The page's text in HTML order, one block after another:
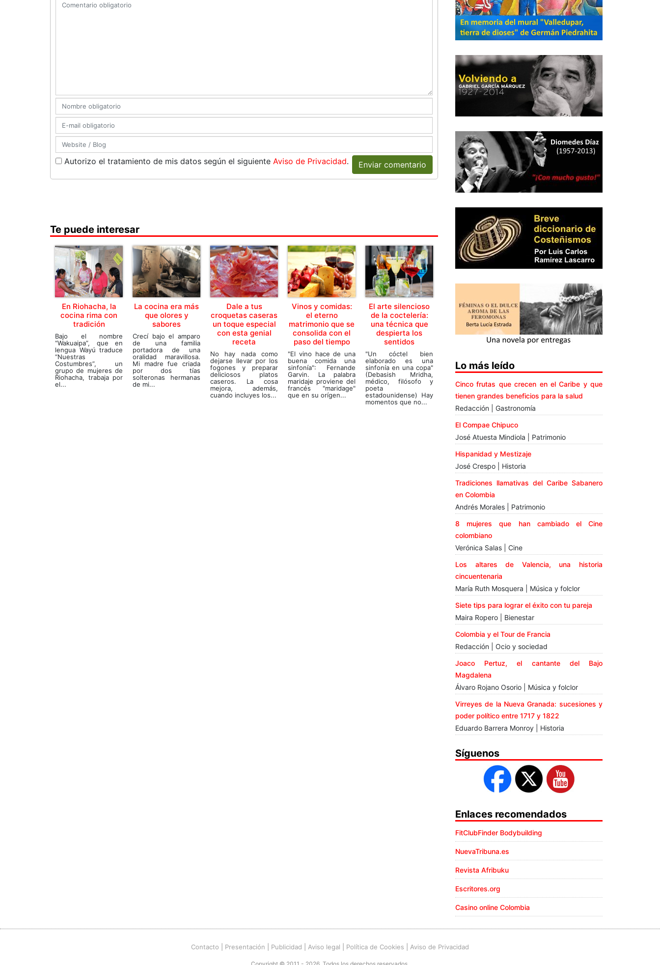
Autorizo el tratamiento de mis datos según el siguiente Aviso de Privacidad. Enviar comentario
Te puede interesar
En Riohacha, la
cocina rima con
tradición
Bajo el nombre
“Wakuaipa”, que en
lengua Wayú traduce
“Nuestras
Costumbres”, un
grupo de mujeres de
Riohacha, trabaja por
el...
La cocina era más
que olores y
sabores
Crecí bajo el amparo
de una familia
portadora de una
oralidad maravillosa.
Mi madre fue criada
por dos tías
solteronas hermanas
de mi...
Dale a tus
croquetas caseras
un toque especial
con esta genial
receta
No hay nada como
dejarse llevar por los
fogones y preparar
deliciosos platos
caseros. La cosa
mejora, además,
cuando incluyes los...
Vinos y comidas:
el eterno
matrimonio que se
consolida con el
paso del tiempo
"El vino hace de una
buena comida una
sinfonía": Fernande
Garvin. La palabra
maridaje proviene del
francés "maridage"
que en su orígen...
El arte silencioso
de la coctelería:
una técnica que
despierta los
sentidos
"Un cóctel bien
elaborado es una
sinfonía en una copa"
(Debasish Mridha,
médico, filósofo y
poeta
estadounidense) Hay
momentos que no...
Lo más leído
Cinco frutas que crecen en el Caribe y que
tienen grandes beneficios para la salud
Redacción | Gastronomía
El Compae Chipuco
José Atuesta Mindiola | Patrimonio
Hispanidad y Mestizaje
José Crespo | Historia
Tradiciones llamativas del Caribe Sabanero
en Colombia
Andrés Morales | Patrimonio
8 mujeres que han cambiado el Cine
colombiano
Verónica Salas | Cine
Los altares de Valencia, una historia
cincuentenaria
María Ruth Mosquera | Música y folclor
Siete tips para lograr el éxito con tu pareja
Maira Ropero | Bienestar
Colombia y el Tour de Francia
Redacción | Ocio y sociedad
Joaco Pertuz, el cantante del Bajo
Magdalena
Álvaro Rojano Osorio | Música y folclor
Virreyes de la Nueva Granada: sucesiones y
poder político entre 1717 y 1822
Eduardo Barrera Monroy | Historia
Síguenos
Enlaces recomendados
FitClubFinder Bodybuilding
NuevaTribuna.es
Revista Afribuku
Escritores.org
Casino online Colombia
Contacto Presentación Publicidad Aviso legal Política de Cookies Aviso de Privacidad